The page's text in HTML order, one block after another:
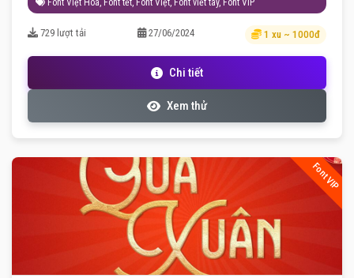
Font Việt Hoá, Font tết, Font Việt, Font viết tay, Font VIP
729 lượt tải 27/06/2024 1 xu ~ 1000đ
Chi tiết
Xem thử
Font VIP